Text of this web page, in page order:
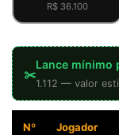
R$ 36.100
✂️
Lance mínimo
1.112 — valor
Nº Jogador